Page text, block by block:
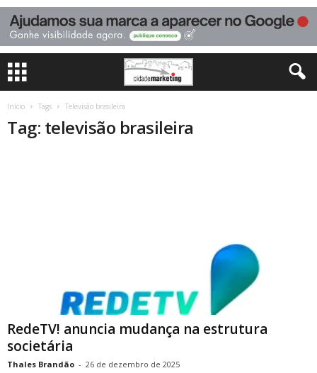
Início Tags Televisão brasileira
Tag: televisão brasileira
RedeTV! anuncia mudança na estrutura
societária
Thales Brandão - 26 de dezembro de 2025